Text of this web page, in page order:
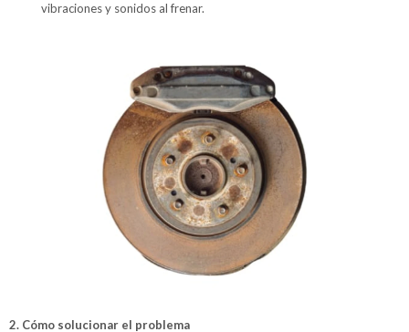
vibraciones y sonidos al frenar.
2. Cómo solucionar el problema